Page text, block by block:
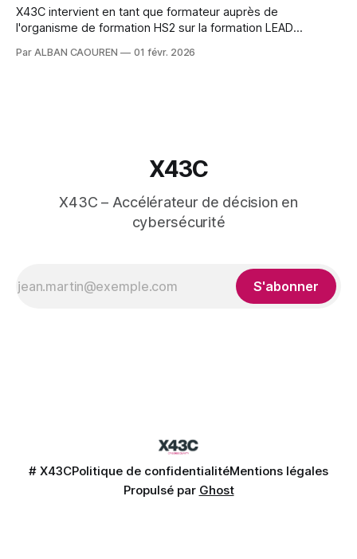
X43C intervient en tant que formateur auprès de
l'organisme de formation HS2 sur la formation LEAD
Par ALBAN CAOUREN 01 févr. 2026
X43C
X43C – Accélérateur de décision en
cybersécurité
S'abonner
# X43CPolitique de confidentialitéMentions légales
Propulsé par Ghost